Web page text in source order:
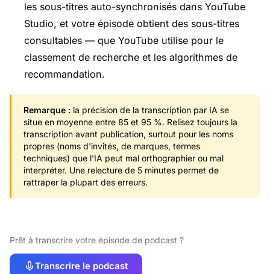
les sous-titres auto-synchronisés dans YouTube
Studio, et votre épisode obtient des sous-titres
consultables — que YouTube utilise pour le
classement de recherche et les algorithmes de
recommandation.
Remarque : la précision de la transcription par IA se
situe en moyenne entre 85 et 95 %. Relisez toujours la
transcription avant publication, surtout pour les noms
propres (noms d'invités, de marques, termes
techniques) que l'IA peut mal orthographier ou mal
interpréter. Une relecture de 5 minutes permet de
rattraper la plupart des erreurs.
Prêt à transcrire votre épisode de podcast ?
Transcrire le podcast